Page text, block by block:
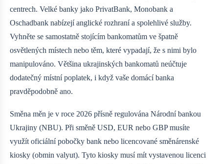
centrech. Velké banky jako PrivatBank, Monobank a
Oschadbank nabízejí anglické rozhraní a spolehlivé služby.
Vyhněte se samostatně stojícím bankomatům ve špatně
osvětlených místech nebo těm, které vypadají, že s nimi bylo
manipulováno. Většina ukrajinských bankomatů neúčtuje
dodatečný místní poplatek, i když vaše domácí banka
pravděpodobně ano.
Směna měn je v roce 2026 přísně regulována Národní bankou
Ukrajiny (NBU). Při směně USD, EUR nebo GBP musíte
využít oficiální pobočky bank nebo licencované směnárenské
kiosky (obmin valyut). Tyto kiosky musí mít vystavenou licenci